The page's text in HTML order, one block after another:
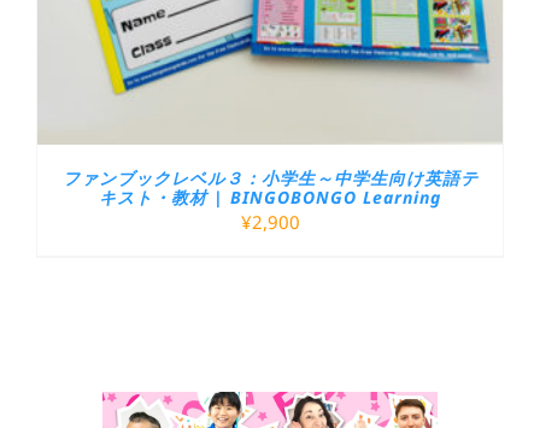
ファンブックレベル３：小学生～中学生向け英語テ
キスト・教材 | BINGOBONGO Learning
¥2,900